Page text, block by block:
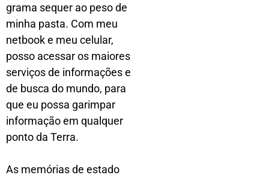
grama sequer ao peso de
minha pasta. Com meu
netbook e meu celular,
posso acessar os maiores
serviços de informações e
de busca do mundo, para
que eu possa garimpar
informação em qualquer
ponto da Terra.
As memórias de estado